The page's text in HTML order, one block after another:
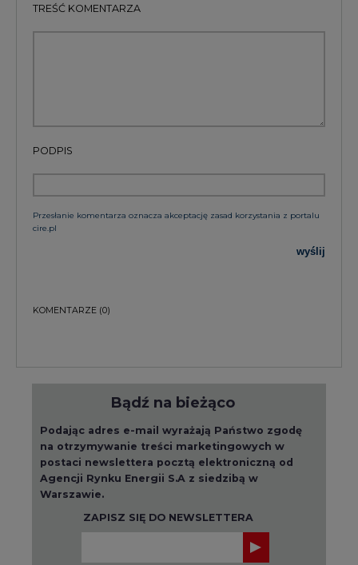
TREŚĆ KOMENTARZA
PODPIS
Przesłanie komentarza oznacza akceptację zasad korzystania z portalu
cire.pl
wyślij
KOMENTARZE (0)
Bądź na bieżąco
Podając adres e-mail wyrażają Państwo zgodę
na otrzymywanie treści marketingowych w
postaci newslettera pocztą elektroniczną od
Agencji Rynku Energii S.A z siedzibą w
Warszawie.
ZAPISZ SIĘ DO NEWSLETTERA